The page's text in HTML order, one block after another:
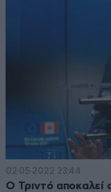
02·05·2022 23:44
Ο Τριντό αποκαλεί